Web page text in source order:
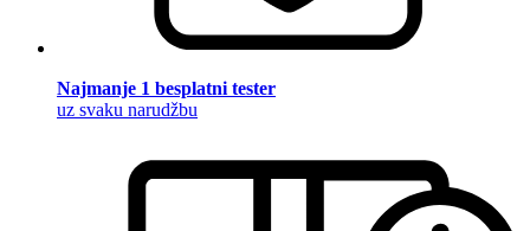
Najmanje 1 besplatni tester
uz svaku narudžbu